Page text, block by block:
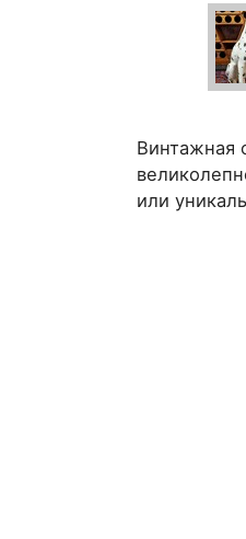
Винтажная
или